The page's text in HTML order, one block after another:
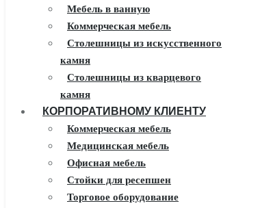
Мебель в ванную
Коммерческая мебель
Столешницы из искусственного
камня
Столешницы из кварцевого
камня
Мебель из массива
Каминные порталы
Камины Dimplex
Искусственный камень White
Hills
Балконы ПВХ
КОРПОРАТИВНОМУ КЛИЕНТУ
Коммерческая мебель
Медицинская мебель
Офисная мебель
Стойки для ресепшен
Торговое оборудование